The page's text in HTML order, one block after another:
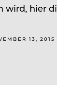
wird, hier
13, 2015